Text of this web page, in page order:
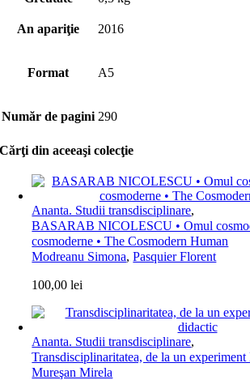
An apariţie 2016
Format A5
Număr de pagini 290
Cărţi din aceeaşi colecţie
Ananta. Studii transdisciplinare,
BASARAB NICOLESCU • Omul
cosmoderne • The Cosmodern Human
Modreanu Simona,Pasquier Florent
100,00lei
Ananta. Studii transdisciplinare,
Transdisciplinaritatea, de la un
Mureşan Mirela